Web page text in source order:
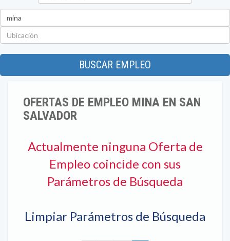
BUSCAR EMPLEO
OFERTAS DE EMPLEO MINA EN SAN
SALVADOR
Actualmente ninguna Oferta de
Empleo coincide con sus
Parámetros de Búsqueda
Limpiar Parámetros de Búsqueda